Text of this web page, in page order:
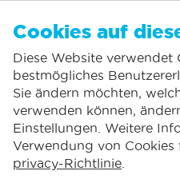
Preise inklusive
Größtes Angebot
Flexible
Sie können Unterkünfte zu Ihren
klicken.
De Panne:
St.-
Koksijde:
Nieuwpoort:
URLAUB AN DER
Buchen Sie hier Ihr ideales
Cookies auf
Diese Website verwendet
bestmögliches
Sie ändern möchten,
verwenden können,
Einstellungen. Weitere
Verwendung von Cookies
privacy-Richtlinie